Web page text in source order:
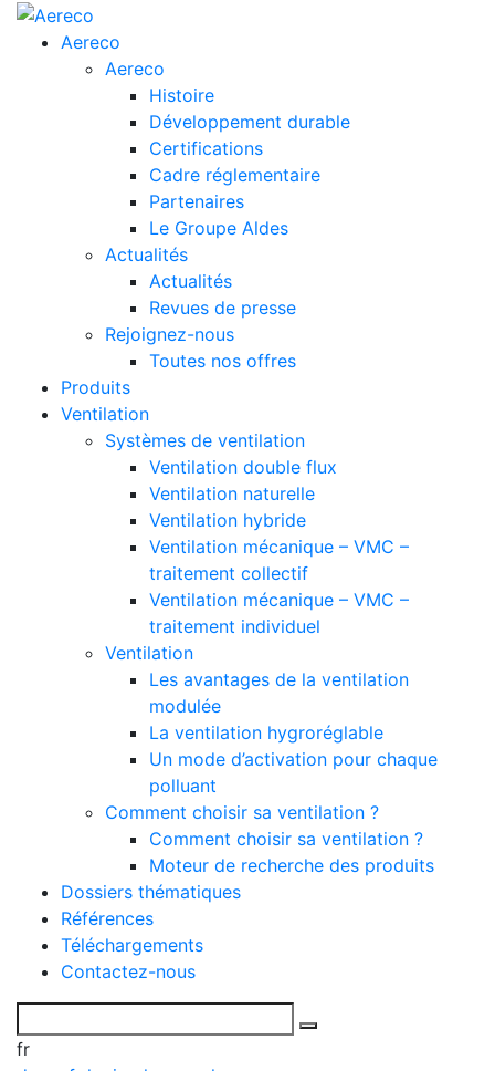
Aereco
Aereco
Histoire
Développement durable
Certifications
Cadre réglementaire
Partenaires
Le Groupe Aldes
Actualités
Actualités
Revues de presse
Rejoignez-nous
Toutes nos offres
Produits
Ventilation
Systèmes de ventilation
Ventilation double flux
Ventilation naturelle
Ventilation hybride
Ventilation mécanique – VMC –
traitement collectif
Ventilation mécanique – VMC –
traitement individuel
Ventilation
Les avantages de la ventilation
modulée
La ventilation hygroréglable
Un mode d’activation pour chaque
polluant
Comment choisir sa ventilation ?
Comment choisir sa ventilation ?
Moteur de recherche des produits
Dossiers thématiques
Références
Téléchargements
Contactez-nous
fr